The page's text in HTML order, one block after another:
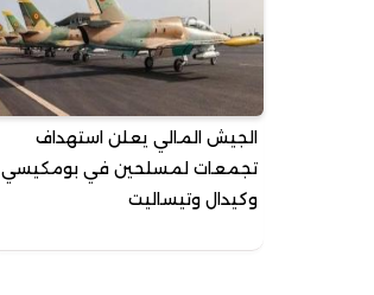
الجيش المالي يعلن استهداف
تجمعات لمسلحين في بومكيسي
وكيدال وتيساليت